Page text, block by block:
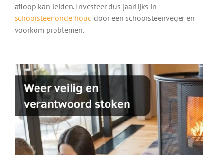
afloop kan leiden. Investeer dus jaarlijks in
schoorsteenonderhoud door een schoorsteenveger en
voorkom problemen.